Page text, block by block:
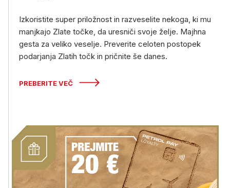
Izkoristite super priložnost in razveselite nekoga, ki mu
manjkajo Zlate točke, da uresniči svoje želje. Majhna
gesta za veliko veselje. Preverite celoten postopek
podarjanja Zlatih točk in pričnite še danes.
PREBERITE VEČ